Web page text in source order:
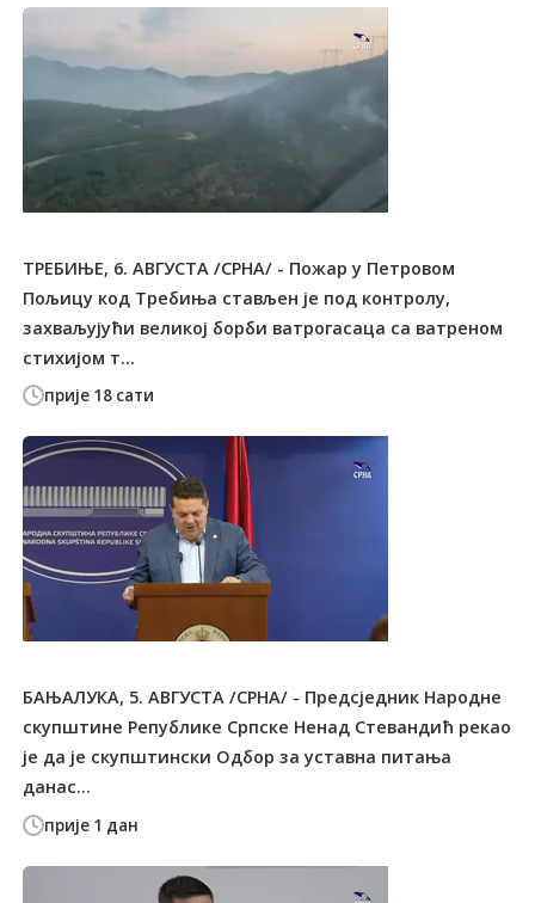
прије 18 сати
ТРЕБИЊЕ, 6. АВГУСТА /СРНА/ - Пожар у Петровом
Пољицу код Tребиња стављен је под контролу,
захваљујући великој борби ватрогасаца са ватреном
стихијом т...
прије 1 дан
БАЊАЛУКА, 5. АВГУСТА /СРНА/ - Предсједник Народне
скупштине Републике Српске Ненад Стевандић рекао
је да је скупштински Одбор за уставна питања
данас...